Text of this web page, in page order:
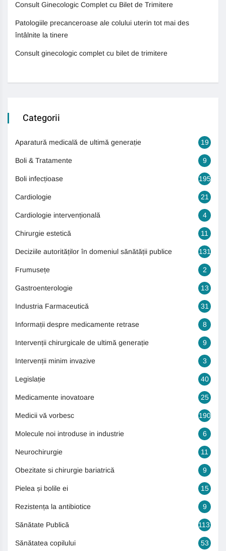
Consult Ginecologic Complet cu Bilet de Trimitere
Patologiile precanceroase ale colului uterin tot mai des
întâlnite la tinere
Consult ginecologic complet cu bilet de trimitere
Categorii
Aparatură medicală de ultimă generație 19
Boli & Tratamente 9
Boli infecțioase 195
Cardiologie 21
Cardiologie intervențională 4
Chirurgie estetică 11
Deciziile autorităților în domeniul sănătății publice 131
Frumusețe 2
Gastroenterologie 13
Industria Farmaceutică 31
Informații despre medicamente retrase 8
Intervenții chirurgicale de ultimă generație 9
Intervenții minim invazive 3
Legislație 40
Medicamente inovatoare 25
Medicii vă vorbesc 190
Molecule noi introduse in industrie 6
Neurochirurgie 11
Obezitate si chirurgie bariatrică 9
Pielea și bolile ei 15
Rezistența la antibiotice 9
Sănătate Publică 1131
Sănătatea copilului 53